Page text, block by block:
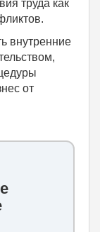
труда как
внутренние
от